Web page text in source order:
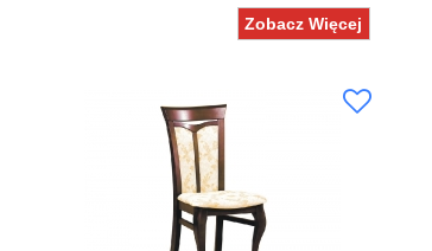
Zobacz Więcej